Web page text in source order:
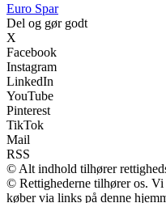
Euro Spar
Del og gør godt
X
Facebook
Instagram
LinkedIn
YouTube
Pinterest
TikTok
Mail
RSS
© Alt indhold tilhører
© Rettighederne tilhører os.
køber via links på denne